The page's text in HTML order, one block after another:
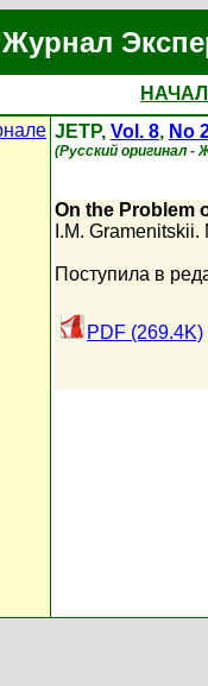
Журнал
JETP, Vol. 8, No
(Русский оригинал -
On the Problem
I.M. Gramenitskii.
Поступила в
PDF (269.4K)